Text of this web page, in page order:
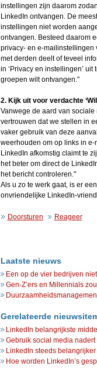
instellingen zijn daarom
LinkedIn ontvangen. De
instellingen niet worden
ontvangen. Besteed daarom
privacy- en e-mailinstellingen
met derden deelt of teveel
in ‘Privacy en instellingen’
groepen wilt ontvangen."
2. Kijk uit voor verdachte
Vanwege de aard van
vertrouwen dat we stellen in
vaker gebruik van deze
weerhouden om op links in
LinkedIn afkomstig claimt te
het beter om direct de
het bericht controleren."
Als u zo te werk gaat, is er
onvriendelijke LinkedIn-
Doorsturen Reageer
Laatste nieuws
Een op de vier bedrijven
Gen-Z’ers en Millennials
Gerelateerde
LinkedIn belangrijkste
Gebruik social media
LinkedIn steeds
Hoe worden LinkedIn’s